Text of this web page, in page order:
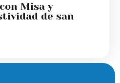
Misa y
de san